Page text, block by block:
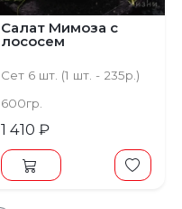
Салат Мимоза с
лососем
Сет 6 шт. (1 шт. - 235р.)
600гр.
1 410 ₽